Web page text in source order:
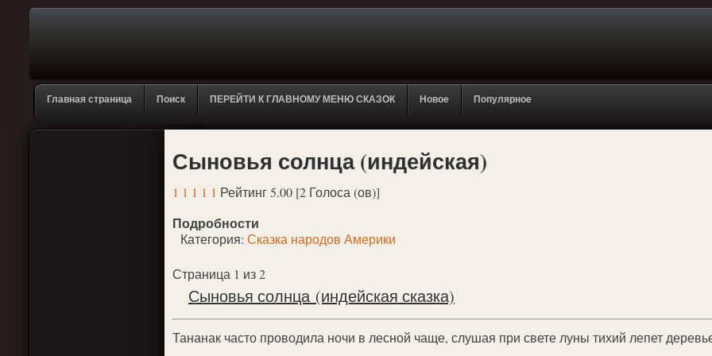
Главная страница Поиск ПЕРЕЙТИ К ГЛАВНОМУ МЕНЮ СКАЗОК Новое Популярное
Сыновья солнца (индейская)
1 1 1 1 1 Рейтинг 5.00 [2 Голоса (ов)]
Подробности
Категория: Сказка народов Америки
Страница 1 из 2
Сыновья солнца (индейская сказка)
Тананак часто проводила ночи в лесной чаще, слушая при свете луны тихий лепет